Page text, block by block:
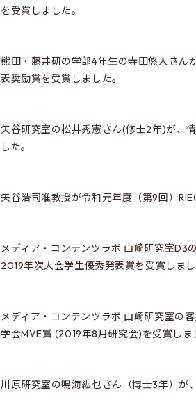
を受賞しました。
熊田・藤井研の学部4年生の寺田悠人さん
表奨励賞を受賞しました。
矢谷研究室の松井秀憲さん(修士2年)が、
した。
矢谷浩司准教授が令和元年度（第9回）
メディア・コンテンツラボ 山崎研究室
2019年次大会学生優秀発表賞を受賞しまし
メディア・コンテンツラボ 山崎研究室の
学会MVE賞 (2019年8月研究会)を受賞しま
川原研究室の鳴海紘也さん（博士3年）